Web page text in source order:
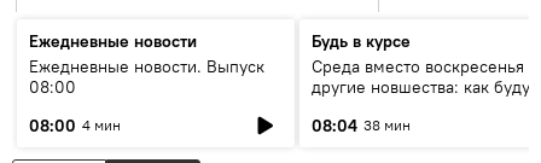
Ежедневные новости
Ежедневные новости. Выпуск
08:00
08:00 4 мин
Будь в курсе
Среда вместо воскресенья и
другие новшества: как будут
08:04 38 мин